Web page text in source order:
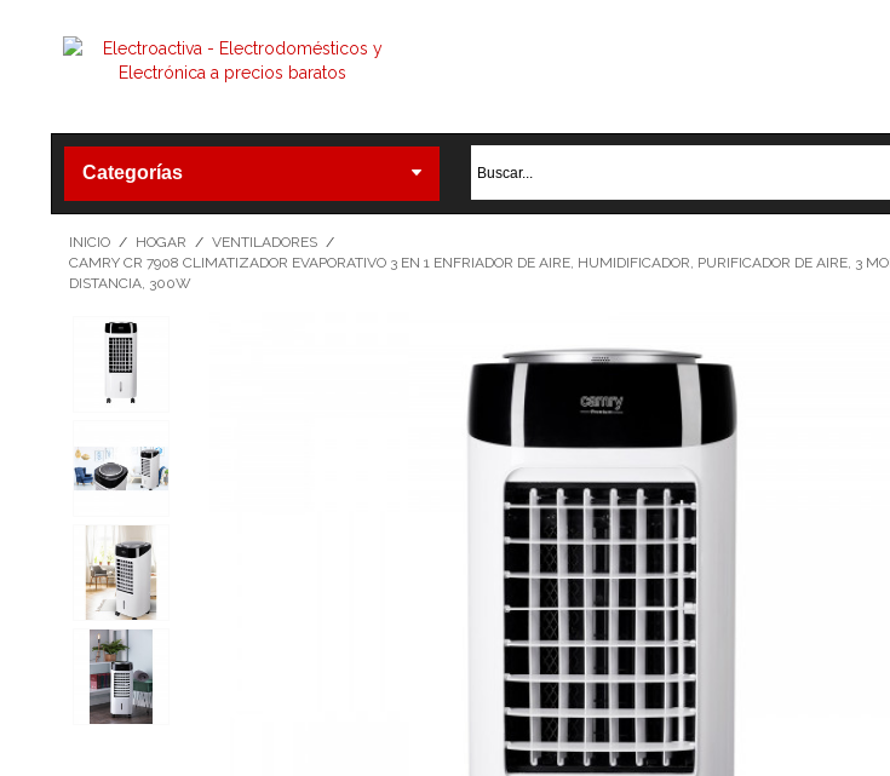
Categorías
INICIO / HOGAR / VENTILADORES /
CAMRY CR 7908 CLIMATIZADOR EVAPORATIVO 3 EN 1 ENFRIADOR DE AIRE, HUMIDIFICADOR, PURIFICADOR DE AIRE, 3
DISTANCIA, 300W